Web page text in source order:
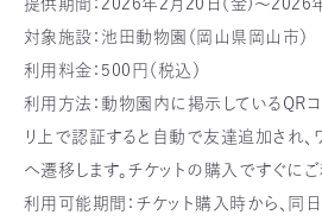
提供期間：2026年2月20日（金)～2026
対象施設：池田動物園（岡山県岡山市）
利用料金：500円（税込）
利用方法：動物園内に掲示しているQR
リ上で認証すると自動で友達追加され、
へ遷移します。チケットの購入ですぐに
利用可能期間：チケット購入時から、